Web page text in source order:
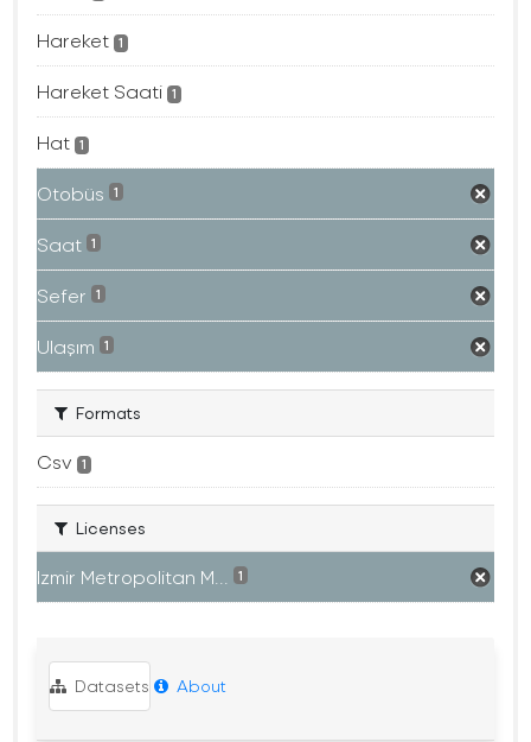
Hareket 1
Hareket Saati 1
Hat 1
Otobüs 1
Saat 1
Sefer 1
Ulaşım 1
Formats
Csv 1
Licenses
Izmir Metropolitan M... 1
Datasets About